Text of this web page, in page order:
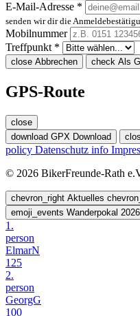
E-Mail-Adresse *
senden wir dir die
Mobilnummer
Treffpunkt *
close Abbrechen check Als
GPS-Route
close
download GPX Download
policy Datenschutz info
© 2026 BikerFreunde-Rath
chevron_right Aktuelles
emoji_events Wanderpokal 2026
1.
person
ElmarN
125
2.
person
GeorgG
100